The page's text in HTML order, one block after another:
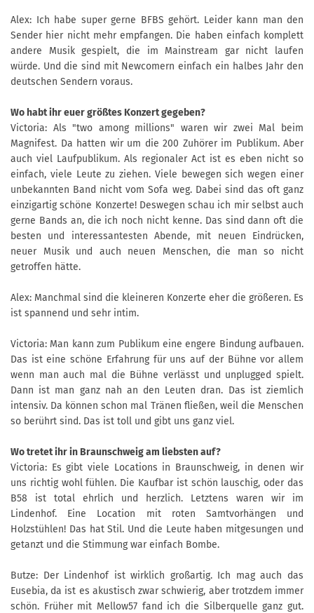
Alex: Ich habe super gerne BFBS gehört. Leider kann man den
Sender hier nicht mehr empfangen. Die haben einfach komplett
andere Musik gespielt, die im Mainstream gar nicht laufen
würde. Und die sind mit Newcomern einfach ein halbes Jahr den
deutschen Sendern voraus.
Wo habt ihr euer größtes Konzert gegeben?
Victoria: Als "two among millions" waren wir zwei Mal beim
Magnifest. Da hatten wir um die 200 Zuhörer im Publikum. Aber
auch viel Laufpublikum. Als regionaler Act ist es eben nicht so
einfach, viele Leute zu ziehen. Viele bewegen sich wegen einer
unbekannten Band nicht vom Sofa weg. Dabei sind das oft ganz
einzigartig schöne Konzerte! Deswegen schau ich mir selbst auch
gerne Bands an, die ich noch nicht kenne. Das sind dann oft die
besten und interessantesten Abende, mit neuen Eindrücken,
neuer Musik und auch neuen Menschen, die man so nicht
getroffen hätte.
Alex: Manchmal sind die kleineren Konzerte eher die größeren. Es
ist spannend und sehr intim.
Victoria: Man kann zum Publikum eine engere Bindung aufbauen.
Das ist eine schöne Erfahrung für uns auf der Bühne vor allem
wenn man auch mal die Bühne verlässt und unplugged spielt.
Dann ist man ganz nah an den Leuten dran. Das ist ziemlich
intensiv. Da können schon mal Tränen fließen, weil die Menschen
so berührt sind. Das ist toll und gibt uns ganz viel.
Wo tretet ihr in Braunschweig am liebsten auf?
Victoria: Es gibt viele Locations in Braunschweig, in denen wir
uns richtig wohl fühlen. Die Kaufbar ist schön lauschig, oder das
B58 ist total ehrlich und herzlich. Letztens waren wir im
Lindenhof. Eine Location mit roten Samtvorhängen und
Holzstühlen! Das hat Stil. Und die Leute haben mitgesungen und
getanzt und die Stimmung war einfach Bombe.
Butze: Der Lindenhof ist wirklich großartig. Ich mag auch das
Eusebia, da ist es akustisch zwar schwierig, aber trotzdem immer
schön. Früher mit Mellow57 fand ich die Silberquelle ganz gut.